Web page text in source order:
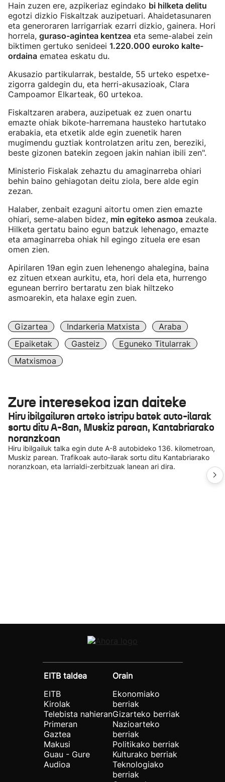
Hain zuzen ere, azpikeriaz egindako bi hilketa delitu
egotzi dizkio Fiskaltzak auzipetuari. Ahaidetasunaren
eta generoraren larrigarriak ezarri dizkio, gainera. Hori
horrela, guraso-agintea kentzea eta seme-alabei zein
biktimen gertuko senideei 1.220.000 euroko kalte-
ordaina ematea eskatu du.
Akusazio partikularrak, bestalde, 55 urteko espetxe-
zigorra galdegin du, eta herri-akusazioak, Clara
Campoamor Elkarteak, 60 urtekoa.
Fiskaltzaren arabera, auzipetuak ez zuen onartu
emazte ohiak bikote-harremana hausteko hartutako
erabakia, eta etxetik alde egin zuenetik haren
mugimendu guztiak kontrolatzen aritu zen, bereziki,
beste gizonen batekin zegoen jakin nahian ibili zen".
Ministerio Fiskalak zehaztu du amaginarreba ohiari
behin baino gehiagotan deitu ziola, bere alde egin
zezan.
Halaber, zenbait ezaguni aitortu omen zien emazte
ohiari, seme-alaben bidez, min egiteko asmoa zeukala.
Hilketa gertatu baino egun batzuk lehenago, emazte
eta amaginarreba ohiak hil egingo zituela ere esan
omen zien.
Apirilaren 19an egin zuen lehenengo ahalegina, baina
ez zituen etxean aurkitu, eta, hori dela eta, hurrengo
egunean berriro bertaratu zen biak hiltzeko
asmoarekin, eta halaxe egin zuen.
Gizartea Indarkeria Matxista
Araba
Epaiketak
Gasteiz
Eguneko Titularrak
Matxismoa
Zure interesekoa izan daiteke
Hiru ibilgailuren arteko istripu batek auto-ilarak
sortu ditu A-8an, Muskiz parean, Kantabriarako
noranzkoan
Hiru ibilgailuk talka egin dute A-8 autobideko 136. kilometroan,
Muskiz parean. Trafikoak auto-ilarak sortu ditu Kantabriarako
noranzkoan, eta larrialdi-zerbitzuak lanean ari dira.
EITB taldea
EITB
Kirolak
Telebista nahieran
Primeran
Gaztea
Makusi
Guau - Gure
Audioa
Orain
Ekonomiako
berriak
Gizarteko berriak
Nazioarteko
berriak
Politikako berriak
Kulturako berriak
Teknologiako
berriak